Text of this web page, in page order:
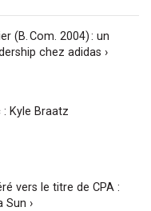
(B. Com. 2004) : un
chez adidas ›
Kyle Braatz
vers le titre de CPA :
Sun ›